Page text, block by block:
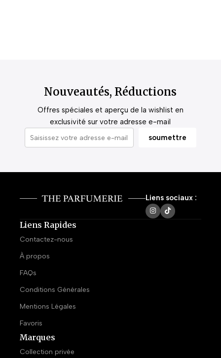
Nouveautés, Réductions
Offres spéciales et aperçu de la wishlist en
exclusivité sur votre adresse e-mail
Liens sociaux :
Liens Rapides
Contactez-nous
À propos
FAQs
Conditions Générales
Mentions Légales
Favoris
Marques
Collection privée